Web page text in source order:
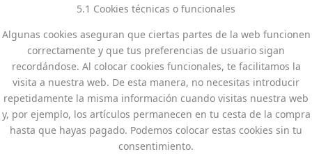
5.1 Cookies técnicas o funcionales
Algunas cookies aseguran que ciertas partes de la web funcionen
correctamente y que tus preferencias de usuario sigan
recordándose. Al colocar cookies funcionales, te facilitamos la
visita a nuestra web. De esta manera, no necesitas introducir
repetidamente la misma información cuando visitas nuestra web
y, por ejemplo, los artículos permanecen en tu cesta de la compra
hasta que hayas pagado. Podemos colocar estas cookies sin tu
consentimiento.